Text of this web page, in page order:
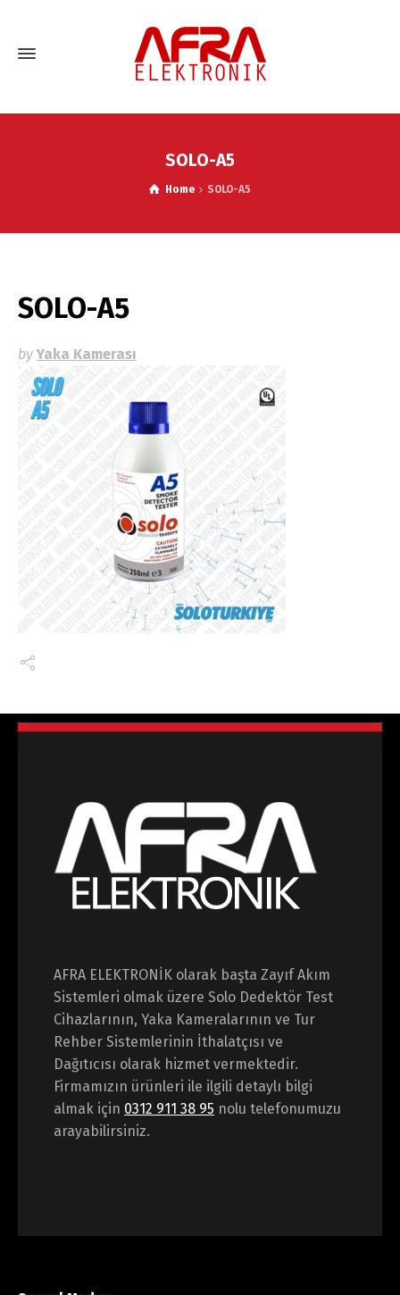
SOLO-A5
Home SOLO-A5
SOLO-A5
by Yaka Kamerası
AFRA ELEKTRONİK olarak başta Zayıf Akım
Sistemleri olmak üzere Solo Dedektör Test
Cihazlarının, Yaka Kameralarının ve Tur
Rehber Sistemlerinin İthalatçısı ve
Dağıtıcısı olarak hizmet vermektedir.
Firmamızın ürünleri ile ilgili detaylı bilgi
almak için 0312 911 38 95 nolu telefonumuzu
arayabilirsiniz.